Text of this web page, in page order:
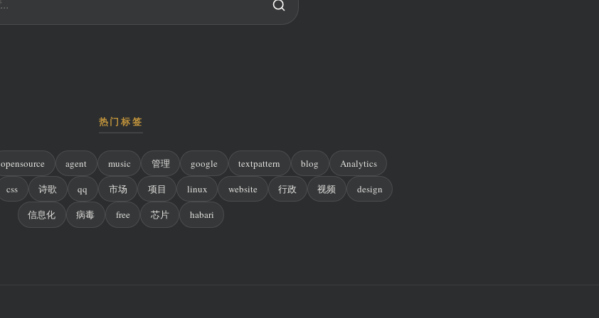
热门标签
opensource agent music 管理 google textpattern blog Analytics
css 诗歌 qq 市场 项目 linux website 行政 视频 design
信息化 病毒 free 芯片 habari